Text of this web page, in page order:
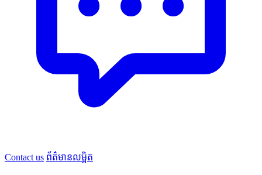
Contact us ព័ត៌មានលម្អិត